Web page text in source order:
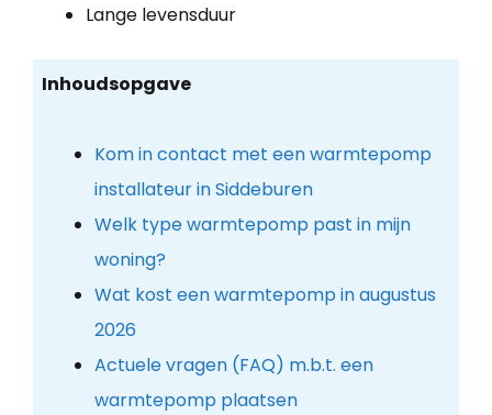
Lange levensduur
Inhoudsopgave
Kom in contact met een warmtepomp
installateur in Siddeburen
Welk type warmtepomp past in mijn
woning?
Wat kost een warmtepomp in augustus
2026
Actuele vragen (FAQ) m.b.t. een
warmtepomp plaatsen